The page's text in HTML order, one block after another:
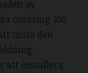
av
omkring 100
möta den
att installera